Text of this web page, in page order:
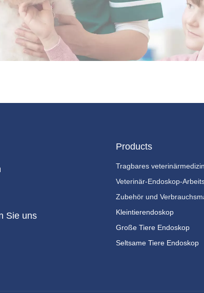
Sie uns
Products
Tragbares
Veterinär-Endoskop-
Zubehör und
Kleintierendoskop
Große Tiere Endoskop
Seltsame Tiere Endoskop